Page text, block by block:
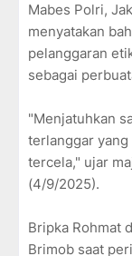
Mabes Polri,
menyatakan
pelanggaran
sebagai
"Menjatuhkan
terlanggar
tercela," ujar
(4/9/2025).
Bripka Rohmat
Brimob saat